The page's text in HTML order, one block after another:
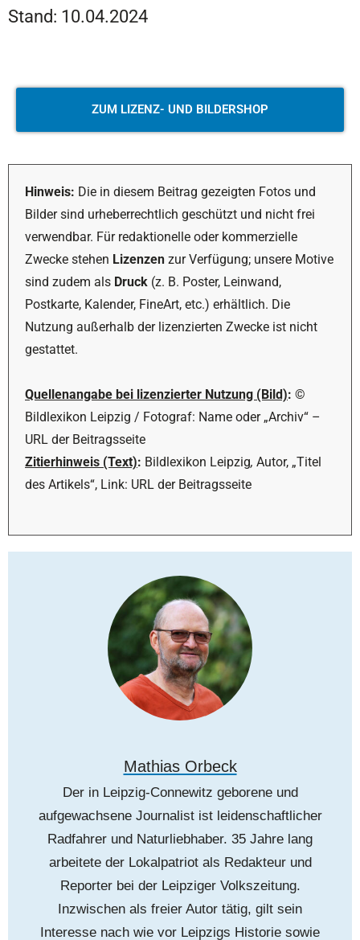
Stand: 10.04.2024
ZUM LIZENZ- UND BILDERSHOP
Hinweis: Die in diesem Beitrag gezeigten Fotos und
Bilder sind urheberrechtlich geschützt und nicht frei
verwendbar. Für redaktionelle oder kommerzielle
Zwecke stehen Lizenzen zur Verfügung; unsere Motive
sind zudem als Druck (z. B. Poster, Leinwand,
Postkarte, Kalender, FineArt, etc.) erhältlich. Die
Nutzung außerhalb der lizenzierten Zwecke ist nicht
gestattet.
Quellenangabe bei lizenzierter Nutzung (Bild): ©
Bildlexikon Leipzig / Fotograf: Name oder „Archiv“ –
URL der Beitragsseite
Zitierhinweis (Text): Bildlexikon Leipzig, Autor, „Titel
des Artikels“, Link: URL der Beitragsseite
Mathias Orbeck
Der in Leipzig-Connewitz geborene und
aufgewachsene Journalist ist leidenschaftlicher
Radfahrer und Naturliebhaber. 35 Jahre lang
arbeitete der Lokalpatriot als Redakteur und
Reporter bei der Leipziger Volkszeitung.
Inzwischen als freier Autor tätig, gilt sein
Interesse nach wie vor Leipzigs Historie sowie